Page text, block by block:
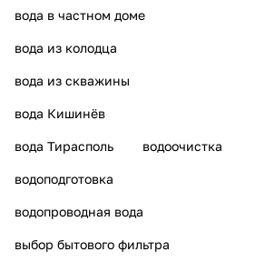
вода в частном доме
вода из колодца
вода из скважины
вода Кишинёв
вода Тирасполь водоочистка
водоподготовка
водопроводная вода
выбор бытового фильтра